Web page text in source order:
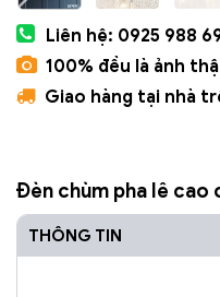
Liên hệ: 0925 988
100% đều là ảnh
Giao hàng tại nhà
Đèn chùm pha lê cao
THÔNG TIN